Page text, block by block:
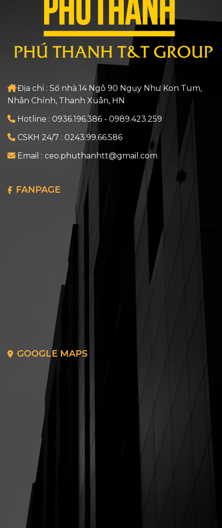
Địa chỉ : Số nhà 14 Ngõ 90 Ngụy Như Kon Tum,
Nhân Chính, Thanh Xuân, HN
Hotline : 0936.196.386 - 0989.423.259
CSKH 24/7 : 0243.99.66.586
Email : ceo.phuthanhtt@gmail.com
FANPAGE
GOOGLE MAPS